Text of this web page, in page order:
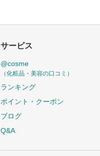
サービス
@cosme
（化粧品・美容の口コミ）
ランキング
ポイント・クーポン
ブログ
Q&A